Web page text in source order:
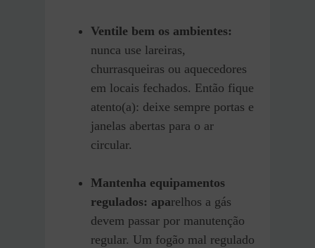
Ventile bem os ambientes:
nunca use lareiras,
churrasqueiras ou aquecedores
em locais fechados. Então fique
atento(a): deixe sempre portas e
janelas abertas para o ar
circular.
Mantenha equipamentos
regulados: aparelhos a gás
devem passar por manutenção
regular. Um fogão mal regulado